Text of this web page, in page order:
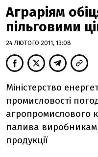
Аграріям
пільговими
24 ЛЮТОГО 2011, 13:08
Міністерство
промисловості
агропромислового
палива виробникам
продукції